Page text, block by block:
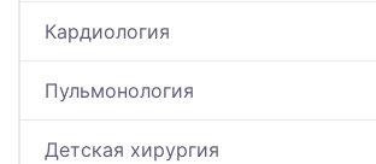
Кардиология
Пульмонология
Детская хирургия